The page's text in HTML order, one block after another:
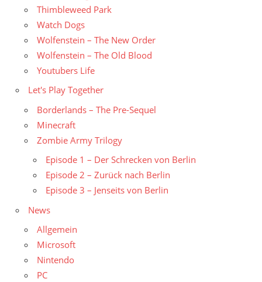
Thimbleweed Park
Watch Dogs
Wolfenstein – The New Order
Wolfenstein – The Old Blood
Youtubers Life
Let's Play Together
Borderlands – The Pre-Sequel
Minecraft
Zombie Army Trilogy
Episode 1 – Der Schrecken von Berlin
Episode 2 – Zurück nach Berlin
Episode 3 – Jenseits von Berlin
News
Allgemein
Microsoft
Nintendo
PC